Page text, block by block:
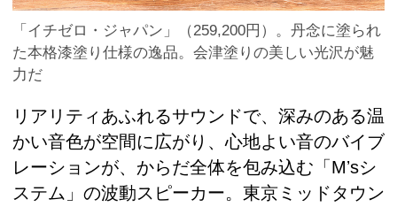
「イチゼロ・ジャパン」（259,200円）。丹念に塗られ
た本格漆塗り仕様の逸品。会津塗りの美しい光沢が魅
力だ
リアリティあふれるサウンドで、深みのある温
かい音色が空間に広がり、心地よい音のバイブ
レーションが、からだ全体を包み込む「Mʼsシ
ステム」の波動スピーカー。東京ミッドタウン